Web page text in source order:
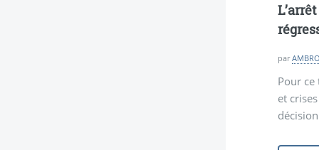
par
Pour
et